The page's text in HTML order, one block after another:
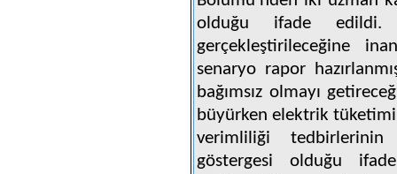
olduğu ifade edildi.
gerçekleştirileceğine
senaryo rapor
bağımsız olmayı
büyürken elektrik
verimliliği tedbirlerinin
göstergesi olduğu